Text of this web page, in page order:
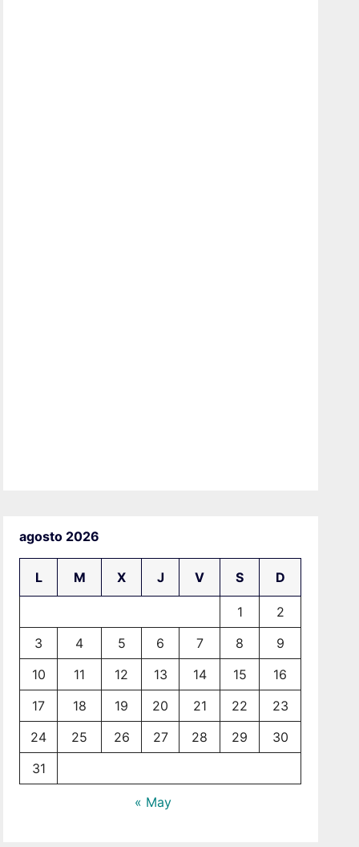
agosto 2026
L M X J V S D
1
2
3
4 5 6 7 8
9
10
11 12 13 14 15
16
17
18 19 20 21 22
23
24
25 26 27 28 29
30
31
« May